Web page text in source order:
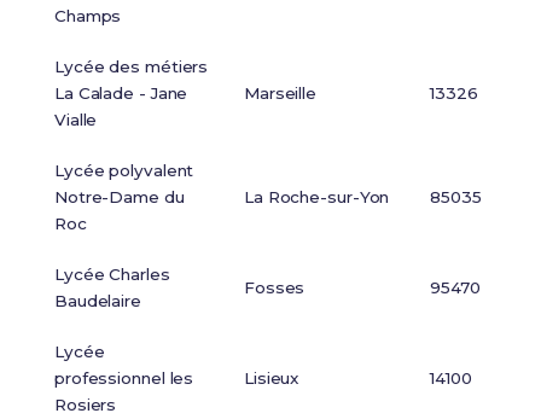
Champs
Lycée des métiers
La Calade - Jane
Vialle
Marseille 13326
Lycée polyvalent
Notre-Dame du
Roc
La Roche-sur-Yon 85035
Lycée Charles
Baudelaire
Fosses 95470
Lycée
professionnel les
Rosiers
Lisieux 14100